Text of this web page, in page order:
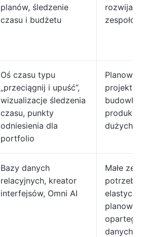
planów, śledzenie
czasu i budżetu
zespołów
Oś czasu typu
„przeciągnij i upuść”,
wizualizacje śledzenia
czasu, punkty
odniesienia dla
portfolio
dużych
Bazy danych
relacyjnych, kreator
interfejsów, Omni AI
Małe
opartego
danych